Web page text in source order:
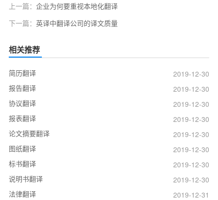
上一篇： 企业为何要重视本地化翻译
下一篇： 英译中翻译公司的译文质量
相关推荐
简历翻译
2019-12-30
报告翻译
2019-12-30
协议翻译
2019-12-30
报表翻译
2019-12-30
论文摘要翻译
2019-12-30
图纸翻译
2019-12-30
标书翻译
2019-12-30
说明书翻译
2019-12-30
法律翻译
2019-12-31